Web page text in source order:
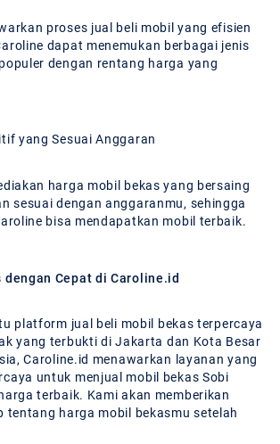
proses jual beli mobil yang efisien
dapat menemukan berbagai jenis
dengan rentang harga yang
yang Sesuai Anggaran
harga mobil bekas yang bersaing
sesuai dengan anggaranmu, sehingga
bisa mendapatkan mobil terbaik.
Cepat di Caroline.id
platform jual beli mobil bekas terpercaya
yang terbukti di Jakarta dan Kota Besar
Caroline.id menawarkan layanan yang
untuk menjual mobil bekas Sobi
terbaik. Kami akan memberikan
tentang harga mobil bekasmu setelah